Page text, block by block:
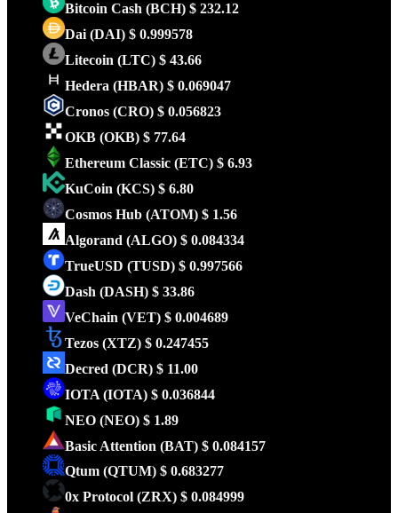
Bitcoin Cash (BCH) $ 232.12
Dai (DAI) $ 0.999578
Litecoin (LTC) $ 43.66
Hedera (HBAR) $ 0.069047
Cronos (CRO) $ 0.056823
OKB (OKB) $ 77.64
Ethereum Classic (ETC) $ 6.93
KuCoin (KCS) $ 6.80
Cosmos Hub (ATOM) $ 1.56
Algorand (ALGO) $ 0.084334
TrueUSD (TUSD) $ 0.997566
Dash (DASH) $ 33.86
VeChain (VET) $ 0.004689
Tezos (XTZ) $ 0.247455
Decred (DCR) $ 11.00
IOTA (IOTA) $ 0.036844
NEO (NEO) $ 1.89
Basic Attention (BAT) $ 0.084157
Qtum (QTUM) $ 0.683277
0x Protocol (ZRX) $ 0.084999